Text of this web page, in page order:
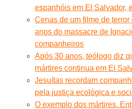
espanhóis em El Salvador,
Cenas de um filme de
anos do massacre de
companheiros
Após 30 anos, teólogo diz
mártires continua em El
Jesuítas recordam
pela justiça ecológica e
O exemplo dos mártires.